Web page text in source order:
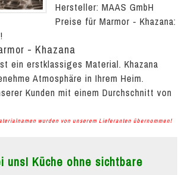
Hersteller: MAAS GmbH
Preise für Marmor - Khazana:
- Khazana
ein erstklassiges Material. Khazana
Atmosphäre in Ihrem Heim.
Kunden mit einem Durchschnitt von
wurden von unserem Lieferanten übernommen!
uns! Küche ohne sichtbare